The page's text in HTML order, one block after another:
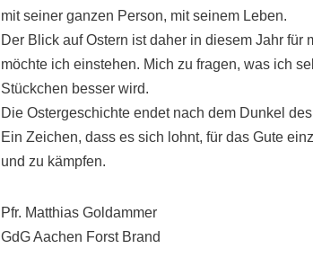
mit seiner ganzen Person, mit seinem Leben.
Der Blick auf Ostern ist daher in diesem Jahr
möchte ich einstehen. Mich zu fragen, was ich
Stückchen besser wird.
Die Ostergeschichte endet nach dem Dunkel
Ein Zeichen, dass es sich lohnt, für das Gute
und zu kämpfen.
Pfr. Matthias Goldammer
GdG Aachen Forst Brand